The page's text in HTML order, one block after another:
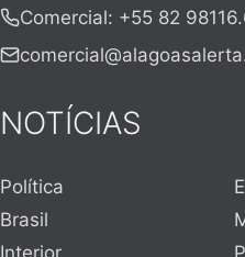
Comercial: +55 82
NOTÍCIAS
Política
Brasil
Interior